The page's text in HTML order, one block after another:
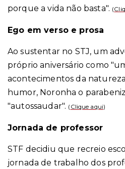
porque a vida não basta". (
Ego em verso e prosa
Ao sustentar no STJ, um
próprio aniversário como
acontecimentos da
humor, Noronha o
"autossaudar". ( Clique aqui)
Jornada de professor
STF decidiu que recreio
jornada de trabalho dos